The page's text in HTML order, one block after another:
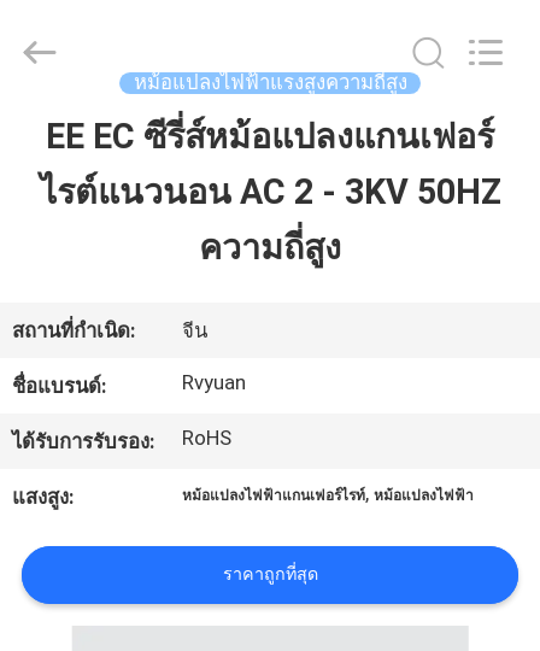
บ้าน
วิดีโอ
ทัวร์
Electric
Material
Reserved.
หม้อแปลงไฟฟ้าแรงสูงความถี่สูง
EE EC ซีรี่ส์หม้อแปลงแกนเฟอร์
ไรต์แนวนอน AC 2 - 3KV 50HZ
ความถี่สูง
สถานที่กำเนิด: จีน
ชื่อแบรนด์: Rvyuan
ได้รับการรับรอง: RoHS
แสงสูง: หม้อแปลงไฟฟ้าแกนเฟอร์ไรท์,หม้อแปลงไฟฟ้า
ราคาถูกที่สุด